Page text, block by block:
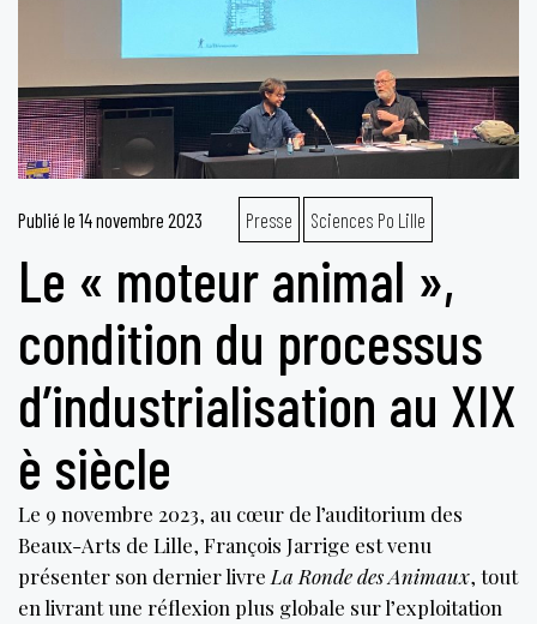
Publié le 14 novembre 2023 Presse Sciences Po Lille
Le « moteur animal »,
condition du processus
d’industrialisation au XIX
è siècle
Le 9 novembre 2023, au cœur de l’auditorium des
Beaux-Arts de Lille, François Jarrige est venu
présenter son dernier livre La Ronde des Animaux, tout
en livrant une réflexion plus globale sur l’exploitation